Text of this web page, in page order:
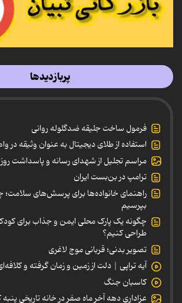
پربازدیدها
فرمول ساخت جلیقه ضدگلوله روانی
استفاده از طلای دیجیتال به عنوان وثیقه در
مراسم تجلیل از شهدای رسانه و پاسداشت روز
ترامپ در بن‌بست ایران
راهنمای خانواده‌ها برای پرسش‌های سلامت؛
بپرسیم
چگونه یک پارک محلی ایمن و جذاب برای
طراحی کنیم؟
تصویر بدنی؛ قربانی موج لاغری
آیه تراپی | دلت از زمین و زمان گرفته و
کاسبان جنگ
عزاداری دهه آخر ماه صفر در خانه تاریخی